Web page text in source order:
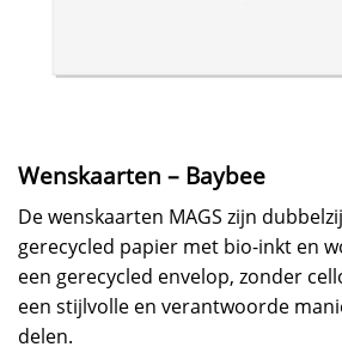
Wenskaarten – Baybee
De wenskaarten MAGS zijn
gerecycled papier met bio-inkt en
een gerecycled envelop, zonder
een stijlvolle en verantwoorde
delen.